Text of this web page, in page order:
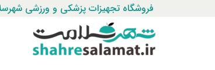
فروشگاه تجهیزات پزشکی و ورزشی